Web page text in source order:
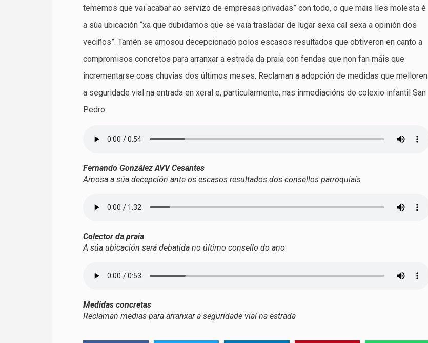
tememos que vai acabar ao servizo de empresas privadas” con todo, o que máis lles molesta é
a súa ubicación “xa que dubidamos que se vaia trasladar de lugar sexa cal sexa a opinión dos
veciños”. Tamén se amosou decepcionado polos escasos resultados que obtiveron en canto a
compromisos concretos para arranxar a estrada da praia con fendas que non fan máis que
incrementarse coas chuvias dos últimos meses. Reclaman a adopción de medidas que melloren
a seguridade vial na entrada en xeral e, particularmente, nas inmediacións do colexio infantil San
Pedro.
Fernando González AVV Cesantes
Amosa a súa decepción ante os escasos resultados dos consellos parroquiais
Colector da praia
A súa ubicación será debatida no último consello do ano
Medidas concretas
Reclaman medias para arranxar a seguridade vial na estrada